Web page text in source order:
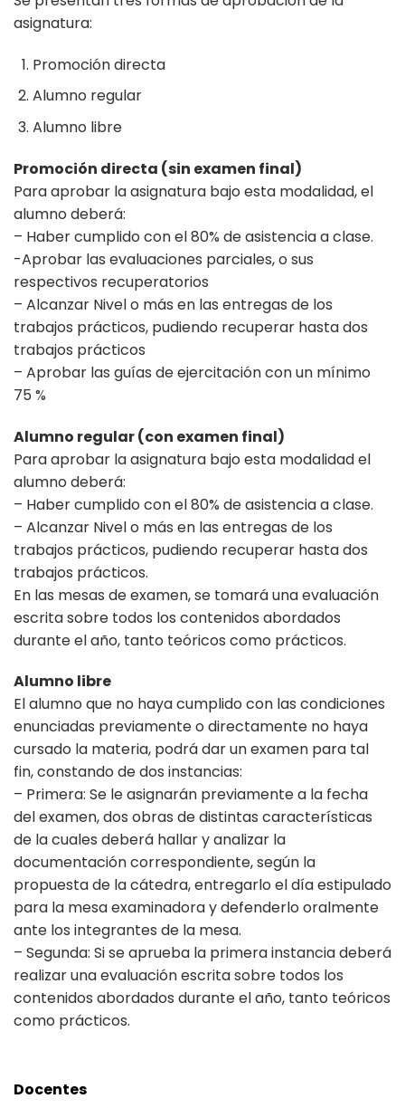
asignatura:
Promoción directa
Alumno regular
Alumno libre
Promoción directa (sin examen final)
Para aprobar la asignatura bajo esta modalidad, el
alumno deberá:
– Haber cumplido con el 80% de asistencia a clase.
-Aprobar las evaluaciones parciales, o sus
respectivos recuperatorios
– Alcanzar Nivel o más en las entregas de los
trabajos prácticos, pudiendo recuperar hasta dos
trabajos prácticos
– Aprobar las guías de ejercitación con un mínimo
75 %
Alumno regular (con examen final)
Para aprobar la asignatura bajo esta modalidad el
alumno deberá:
– Haber cumplido con el 80% de asistencia a clase.
– Alcanzar Nivel o más en las entregas de los
trabajos prácticos, pudiendo recuperar hasta dos
trabajos prácticos.
En las mesas de examen, se tomará una evaluación
escrita sobre todos los contenidos abordados
durante el año, tanto teóricos como prácticos.
Alumno libre
El alumno que no haya cumplido con las condiciones
enunciadas previamente o directamente no haya
cursado la materia, podrá dar un examen para tal
fin, constando de dos instancias:
– Primera: Se le asignarán previamente a la fecha
del examen, dos obras de distintas características
de la cuales deberá hallar y analizar la
documentación correspondiente, según la
propuesta de la cátedra, entregarlo el día estipulado
para la mesa examinadora y defenderlo oralmente
ante los integrantes de la mesa.
– Segunda: Si se aprueba la primera instancia deberá
realizar una evaluación escrita sobre todos los
contenidos abordados durante el año, tanto teóricos
como prácticos.
Docentes